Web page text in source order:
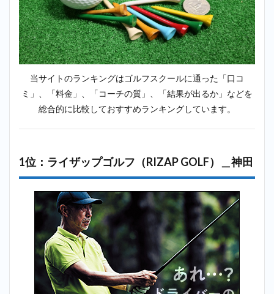
ンゴ
ルフ
スク
エア
＿神
田
2.4
4位：
ゴルフテック
（GOLFTEC）
＿神田
サン
クチ
ュア
リゴ
ルフ
ゴル
フス
テー
当サイトのランキングはゴルフスクールに通った「口コ
ミ」、「料金」、「コーチの質」、「結果が出るか」などを
総合的に比較しておすすめランキングしています。
1位：ライザップゴルフ（RIZAP GOLF）＿神田